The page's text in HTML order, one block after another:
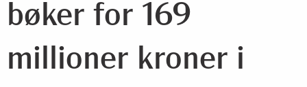
bøker for 169
millioner kroner i